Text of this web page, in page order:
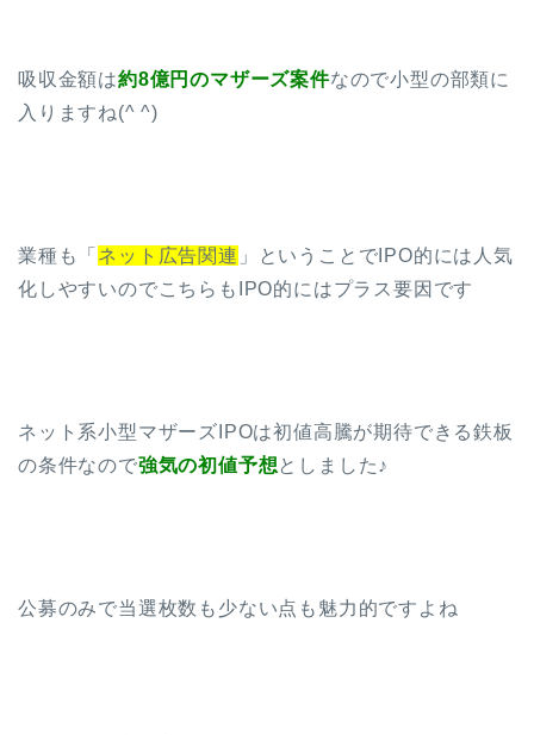
吸収金額は約8億円のマザーズ案件なので小型の部類に
入りますね(^ ^)
業種も「 ネット広告関連 」ということでIPO的には人気
化しやすいのでこちらもIPO的にはプラス要因です
ネット系小型マザーズIPOは初値高騰が期待できる鉄板
の条件なので強気の初値予想 としました♪
公募のみで当選枚数も少ない点も魅力的ですよね